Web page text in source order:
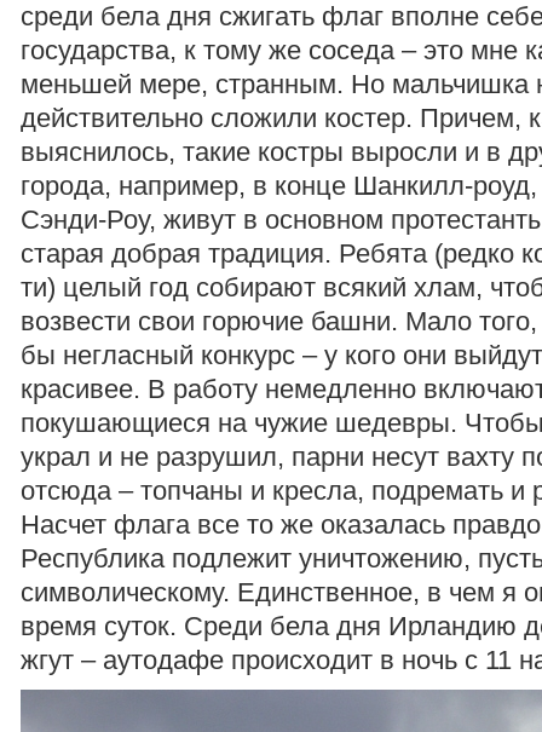
среди бела дня сжигать флаг вполне
государства, к тому же соседа – это мне
меньшей мере, странным. Но мальчишка
действительно сложили костер. Причем,
выяснилось, такие костры выросли и в
города, например, в конце Шанкилл-роуд,
Сэнди-Роу, живут в основном
старая добрая традиция. Ребята (редко
ти) целый год собирают всякий хлам,
возвести свои горючие башни. Мало того,
бы негласный конкурс – у кого они
красивее. В работу немедленно
покушающиеся на чужие шедевры. Чтобы
украл и не разрушил, парни несут вахту
отсюда – топчаны и кресла, подремать и
Насчет флага все то же оказалась
Республика подлежит уничтожению,
символическому. Единственное, в чем я
время суток. Среди бела дня Ирландию
жгут – аутодафе происходит в ночь с 11